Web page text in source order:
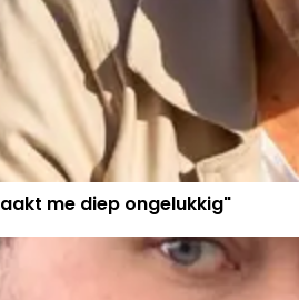
me diep ongelukkig"